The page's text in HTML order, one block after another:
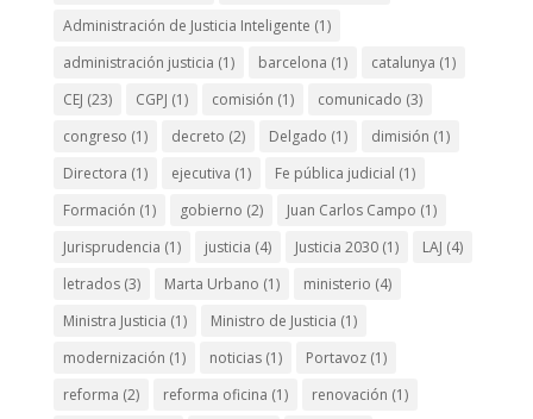
Administración de Justicia Inteligente (1)
administración justicia (1) barcelona (1) catalunya (1)
CEJ (23) CGPJ (1) comisión (1) comunicado (3)
congreso (1) decreto (2) Delgado (1) dimisión (1)
Directora (1) ejecutiva (1) Fe pública judicial (1)
Formación (1) gobierno (2) Juan Carlos Campo (1)
Jurisprudencia (1) justicia (4) Justicia 2030(1) LAJ (4)
letrados(3) Marta Urbano (1) ministerio (4)
Ministra Justicia (1) Ministro de Justicia (1)
modernización (1) noticias(1) Portavoz(1)
reforma (2) reforma oficina (1) renovación (1)